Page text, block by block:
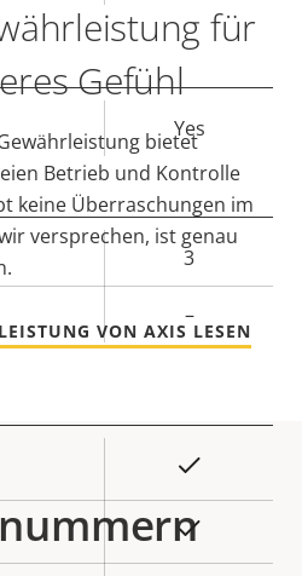
Eigentumswert
Yes
Eigentumswert
3
–
Eigentumswert
für
Gefühl
bietet
Betrieb und Kontrolle
keine Überraschungen im
versprechen, ist genau
VON AXIS LESEN